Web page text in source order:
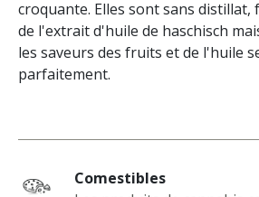
croquante. Elles sont sans
de l'extrait d'huile de haschisch
les saveurs des fruits et de l'huile
parfaitement.
Comestibles